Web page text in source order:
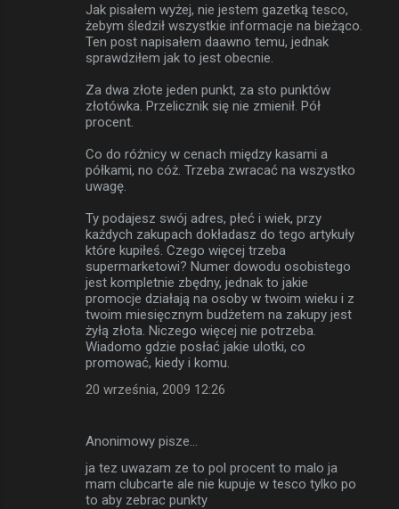
Jak pisałem wyżej, nie jestem gazetką tesco,
żebym śledził wszystkie informacje na bieżąco.
Ten post napisałem daawno temu, jednak
sprawdziłem jak to jest obecnie.
Za dwa złote jeden punkt, za sto punktów
złotówka. Przelicznik się nie zmienił. Pół
procent.
Co do różnicy w cenach między kasami a
półkami, no cóż. Trzeba zwracać na wszystko
uwagę.
Ty podajesz swój adres, płeć i wiek, przy
każdych zakupach dokładasz do tego artykuły
które kupiłeś. Czego więcej trzeba
supermarketowi? Numer dowodu osobistego
jest kompletnie zbędny, jednak to jakie
promocje działają na osoby w twoim wieku i z
twoim miesięcznym budżetem na zakupy jest
żyłą złota. Niczego więcej nie potrzeba.
Wiadomo gdzie posłać jakie ulotki, co
promować, kiedy i komu.
20 września, 2009 12:26
Anonimowy pisze…
ja tez uwazam ze to pol procent to malo ja
mam clubcarte ale nie kupuje w tesco tylko po
to aby zebrac punkty